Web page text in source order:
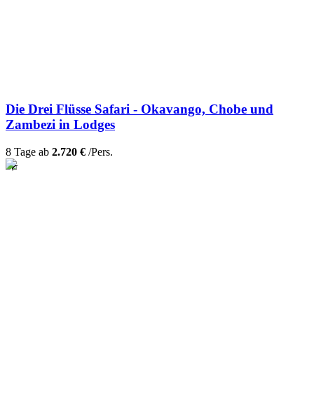
Die Drei Flüsse Safari - Okavango, Chobe und
Zambezi in Lodges
8 Tage ab 2.720 € /Pers.